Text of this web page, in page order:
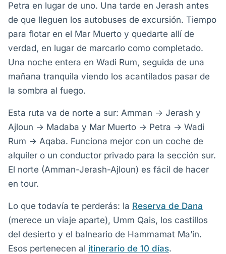
Petra en lugar de uno. Una tarde en Jerash antes
de que lleguen los autobuses de excursión. Tiempo
para flotar en el Mar Muerto y quedarte allí de
verdad, en lugar de marcarlo como completado.
Una noche entera en Wadi Rum, seguida de una
mañana tranquila viendo los acantilados pasar de
la sombra al fuego.
Esta ruta va de norte a sur: Amman → Jerash y
Ajloun → Madaba y Mar Muerto → Petra → Wadi
Rum → Aqaba. Funciona mejor con un coche de
alquiler o un conductor privado para la sección sur.
El norte (Amman-Jerash-Ajloun) es fácil de hacer
en tour.
Lo que todavía te perderás: la Reserva de Dana
(merece un viaje aparte), Umm Qais, los castillos
del desierto y el balneario de Hammamat Ma’in.
Esos pertenecen al itinerario de 10 días.